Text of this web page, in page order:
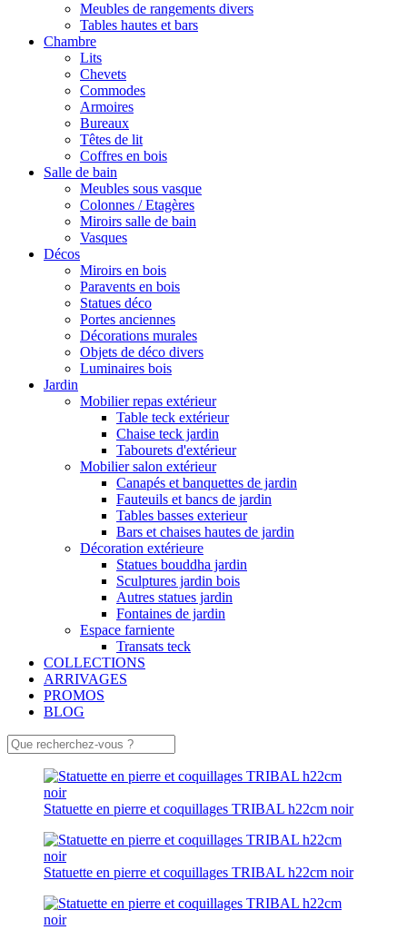
Meubles de rangements divers
Tables hautes et bars
Chambre
Lits
Chevets
Commodes
Armoires
Bureaux
Têtes de lit
Coffres en bois
Salle de bain
Meubles sous vasque
Colonnes / Etagères
Miroirs salle de bain
Vasques
Décos
Miroirs en bois
Paravents en bois
Statues déco
Portes anciennes
Décorations murales
Objets de déco divers
Luminaires bois
Jardin
Mobilier repas extérieur
Table teck extérieur
Chaise teck jardin
Tabourets d'extérieur
Mobilier salon extérieur
Canapés et banquettes de jardin
Fauteuils et bancs de jardin
Tables basses exterieur
Bars et chaises hautes de jardin
Décoration extérieure
Statues bouddha jardin
Sculptures jardin bois
Autres statues jardin
Fontaines de jardin
Espace farniente
Transats teck
COLLECTIONS
ARRIVAGES
PROMOS
BLOG
Statuette en pierre et coquillages TRIBAL h22cm noir
Statuette en pierre et coquillages TRIBAL h22cm noir